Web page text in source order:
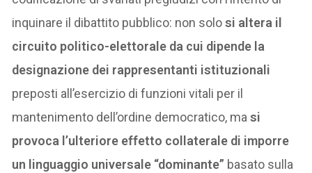
inquinare il dibattito pubblico: non solosi altera il
circuito politico-elettorale da cui dipende la
designazione dei rappresentanti istituzionali
preposti all’esercizio di funzioni vitali per il
mantenimento dell’ordine democratico, masi
provoca l’ulteriore effetto collaterale di imporre
un linguaggio universale “dominante” basato sulla